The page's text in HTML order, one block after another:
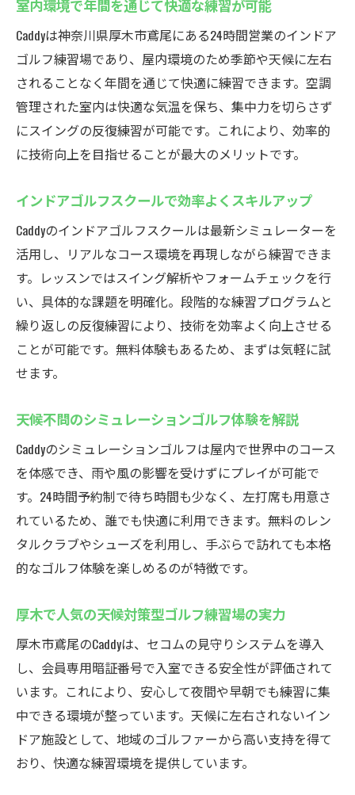
室内環境で年間を通じて快適な練習が可能
Caddyは神奈川県厚木市鳶尾にある24時間営業のインドア
ゴルフ練習場であり、屋内環境のため季節や天候に左右
されることなく年間を通じて快適に練習できます。空調
管理された室内は快適な気温を保ち、集中力を切らさず
にスイングの反復練習が可能です。これにより、効率的
に技術向上を目指せることが最大のメリットです。
インドアゴルフスクールで効率よくスキルアップ
Caddyのインドアゴルフスクールは最新シミュレーターを
活用し、リアルなコース環境を再現しながら練習できま
す。レッスンではスイング解析やフォームチェックを行
い、具体的な課題を明確化。段階的な練習プログラムと
繰り返しの反復練習により、技術を効率よく向上させる
ことが可能です。無料体験もあるため、まずは気軽に試
せます。
天候不問のシミュレーションゴルフ体験を解説
Caddyのシミュレーションゴルフは屋内で世界中のコース
を体感でき、雨や風の影響を受けずにプレイが可能で
す。24時間予約制で待ち時間も少なく、左打席も用意さ
れているため、誰でも快適に利用できます。無料のレン
タルクラブやシューズを利用し、手ぶらで訪れても本格
的なゴルフ体験を楽しめるのが特徴です。
厚木で人気の天候対策型ゴルフ練習場の実力
厚木市鳶尾のCaddyは、セコムの見守りシステムを導入
し、会員専用暗証番号で入室できる安全性が評価されて
います。これにより、安心して夜間や早朝でも練習に集
中できる環境が整っています。天候に左右されないイン
ドア施設として、地域のゴルファーから高い支持を得て
おり、快適な練習環境を提供しています。